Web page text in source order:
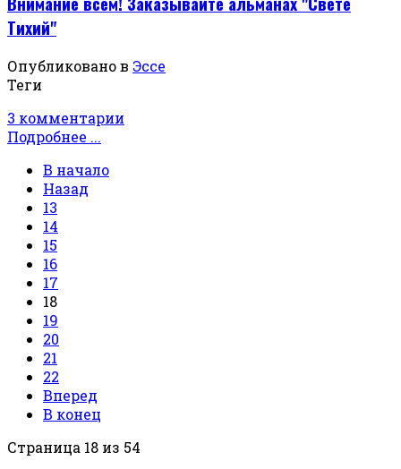
Тихий"
Опубликовано в Эссе
Теги
3 комментарии
Подробнее ...
В начало
Назад
13
14
15
16
17
18
19
20
21
22
Вперед
В конец
Страница 18 из 54